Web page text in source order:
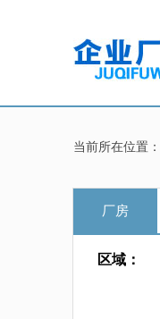
当前所在位置：
厂房
区域：